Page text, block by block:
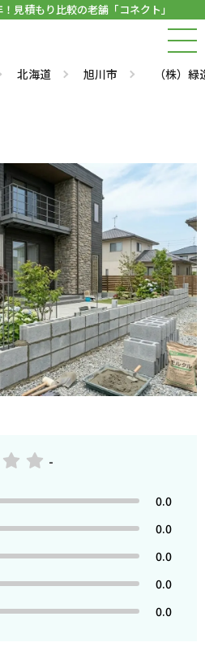
見積もり比較の老舗「コネクト」
北海道 旭川市 （株）緑
-
0.0
0.0
0.0
0.0
0.0